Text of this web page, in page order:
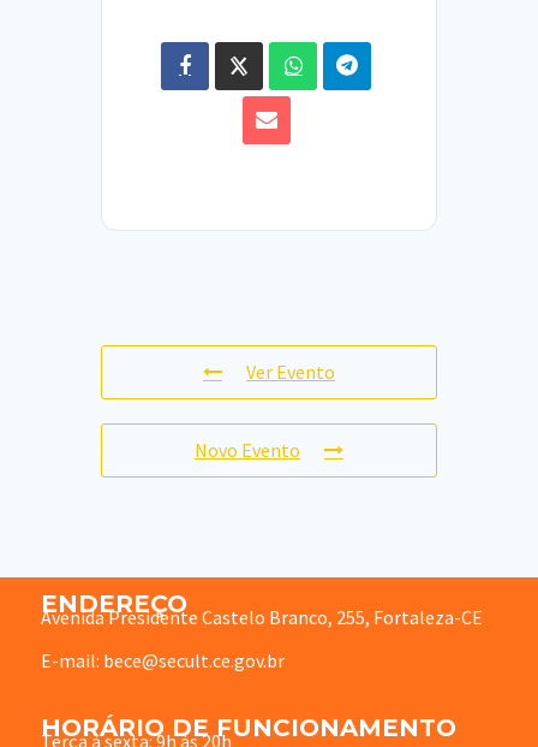
Ver Evento
Novo Evento
ENDEREÇO
Avenida Presidente Castelo Branco, 255, Fortaleza-CE
E-mail: bece@secult.ce.gov.br
HORÁRIO DE FUNCIONAMENTO
Terça à sexta: 9h às 20h